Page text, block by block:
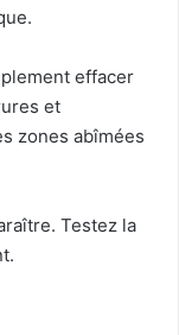
effacer
et
zones abîmées
Testez la